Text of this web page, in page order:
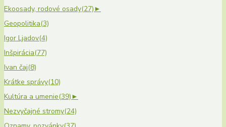
Ekoosady, rodové osady(27)►
Geopolitika(3)
Igor Ljadov(4)
Inšpirácia(77)
Ivan čaj(8)
Krátke správy(10)
Kultúra a umenie(39)►
Nezvyčajné stromy(24)